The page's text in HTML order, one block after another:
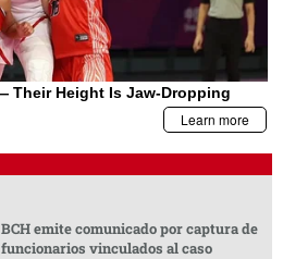
BCH emite comunicado por captura de
funcionarios vinculados al caso